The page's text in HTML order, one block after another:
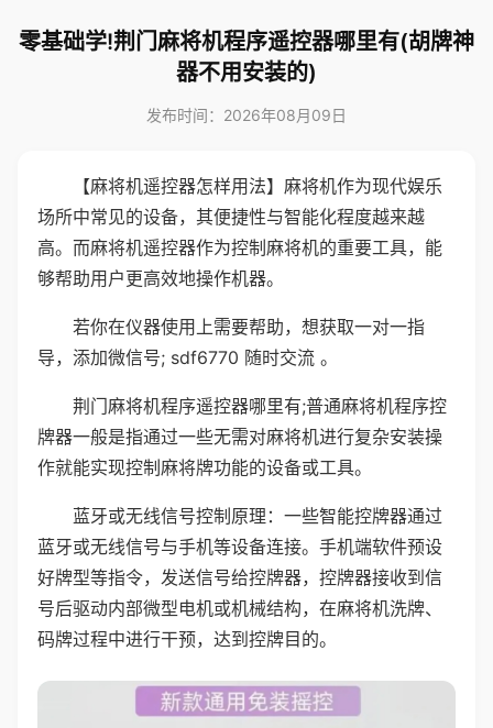
零基础学!荆门麻将机程序遥控器哪里有(胡牌神
器不用安装的)
发布时间：2026年08月09日
【麻将机遥控器怎样用法】麻将机作为现代娱乐
场所中常见的设备，其便捷性与智能化程度越来越
高。而麻将机遥控器作为控制麻将机的重要工具，能
够帮助用户更高效地操作机器。
若你在仪器使用上需要帮助，想获取一对一指
导，添加微信号; sdf6770 随时交流 。
荆门麻将机程序遥控器哪里有;普通麻将机程序控
牌器一般是指通过一些无需对麻将机进行复杂安装操
作就能实现控制麻将牌功能的设备或工具。
蓝牙或无线信号控制原理：一些智能控牌器通过
蓝牙或无线信号与手机等设备连接。手机端软件预设
好牌型等指令，发送信号给控牌器，控牌器接收到信
号后驱动内部微型电机或机械结构，在麻将机洗牌、
码牌过程中进行干预，达到控牌目的。